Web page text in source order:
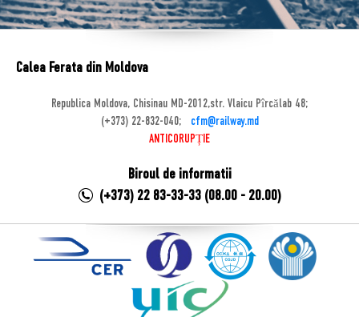
Calea Ferata din Moldova
Republica Moldova, Chisinau MD-2012,str. Vlaicu Pîrcălab 48;
(+373) 22-832-040;
cfm@railway.md
ANTICORUPȚIE
Biroul de informatii
(+373) 22 83-33-33 (08.00 - 20.00)